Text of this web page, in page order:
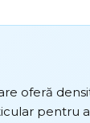
oferă
pentru